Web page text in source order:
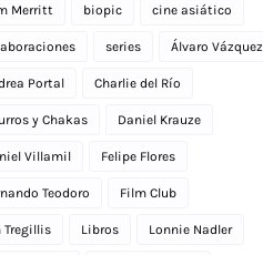
Merritt biopic cine asiático
series Álvaro Vázquez
Portal Charlie del Río
y Chakas Daniel Krauze
Villamil Felipe Flores
Teodoro Film Club
Tregillis Libros Lonnie Nadler